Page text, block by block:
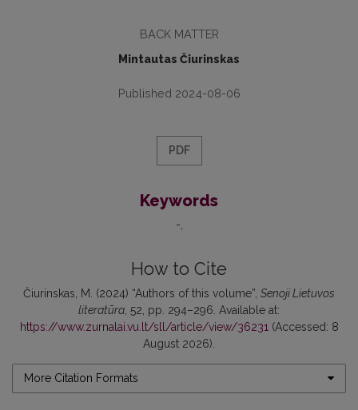
BACK MATTER
Mintautas Čiurinskas
Published 2024-08-06
PDF
Keywords
-
How to Cite
Čiurinskas, M. (2024) “Authors of this volume”, Senoji Lietuvos
literatūra , 52, pp. 294–296. Available at:
https://www.zurnalai.vu.lt/sll/article/view/36231 (Accessed: 8
August 2026).
More Citation Formats